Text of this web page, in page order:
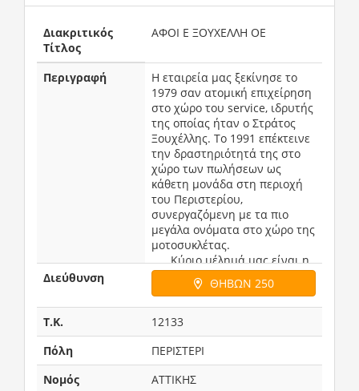
Διακριτικός
Τίτλος
ΑΦΟΙ Ε ΞΟΥΧΕΛΛΗ ΟΕ
Περιγραφή
Η εταιρεία μας ξεκίνησε το
1979 σαν ατομική επιχείρηση
στο χώρο του service, ιδρυτής
της οποίας ήταν ο Στράτος
Ξουχέλλης. Το 1991 επέκτεινε
την δραστηριότητά της στο
χώρο των πωλήσεων ως
κάθετη μονάδα στη περιοχή
του Περιστερίου,
συνεργαζόμενη με τα πιο
μεγάλα ονόματα στο χώρο της
μοτοσυκλέτας.
      Κύριο μέλημά μας είναι η
σωστή εξυπηρέτηση όλων
των πελατών μας αλλά και η
εφαρμογή των
καταλληλότερων λύσεων για
την σωστή φροντίδα του
οχήματός τους. Τα γνήσια
ανταλλακτικά καθώς και η
πολυετής εμπειρία μας στο
Διεύθυνση ΘΗΒΩΝ 250
T.K.
12133
Πόλη
ΠΕΡΙΣΤΕΡΙ
Νομός
ΑΤΤΙΚΗΣ